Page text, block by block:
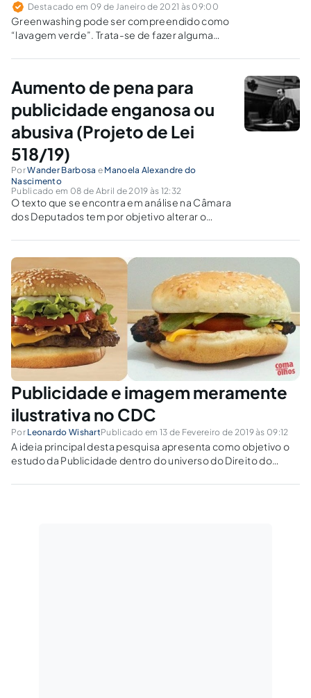
Destacado em 09 de Janeiro de 2021 às 09:00
Greenwashing pode ser compreendido como
“lavagem verde”. Trata-se de fazer alguma
ecológico. É a falsa informação disseminada
imagem pública de responsabilidade
ambiental.
Aumento de pena para
publicidade enganosa ou
abusiva (Projeto de Lei
518/19)
PorWander Barbosa e Manoela Alexandre do
Nascimento
Publicado em 08 de Abril de 2019 às 12:32
O texto que se encontra em análise na Câmara
dos Deputados tem por objetivo alterar o
8.078/90, determinando pena máxima de um
ano. Cumpre observar preliminarmente que
a publicidade enganosa é aquela que mente
sobre produtos...
Publicidade e imagem meramente
ilustrativa no CDC
Por Leonardo WishartPublicado em 13 de Fevereiro de 2019 às 09:12
A ideia principal desta pesquisa apresenta como objetivo o
estudo da Publicidade dentro do universo do Direito do
expressão “Imagem meramente ilustrativa”, trazendo